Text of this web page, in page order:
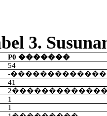
3.
P0�������
54
-
41
2
1
1